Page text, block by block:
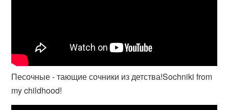
Песочные - тающие сочники из детства!Sochniki from
my childhood!